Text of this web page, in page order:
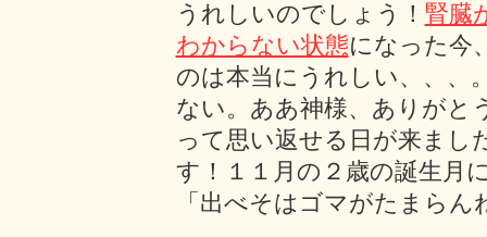
うれしいのでしょう！ 腎臓
わからない状態になった今
のは本当にうれしい、、、
ない。ああ神様、ありがと
って思い返せる日が来まし
す！１１月の２歳の誕生月
「出べそはゴマがたまら